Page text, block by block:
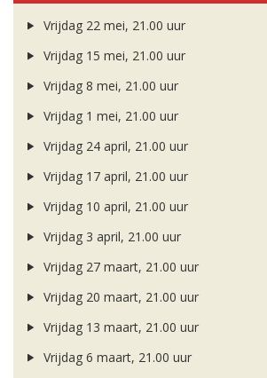
Vrijdag 22 mei, 21.00 uur
Vrijdag 15 mei, 21.00 uur
Vrijdag 8 mei, 21.00 uur
Vrijdag 1 mei, 21.00 uur
Vrijdag 24 april, 21.00 uur
Vrijdag 17 april, 21.00 uur
Vrijdag 10 april, 21.00 uur
Vrijdag 3 april, 21.00 uur
Vrijdag 27 maart, 21.00 uur
Vrijdag 20 maart, 21.00 uur
Vrijdag 13 maart, 21.00 uur
Vrijdag 6 maart, 21.00 uur